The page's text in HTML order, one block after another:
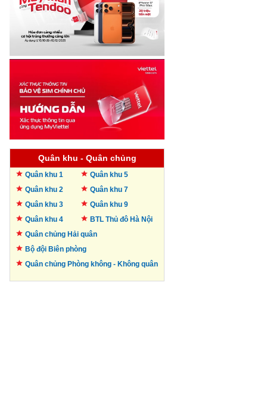
Quân khu - Quân chủng
Quân khu 1
Quân khu 2
Quân khu 3
Quân khu 4
Quân khu 5
Quân khu 7
Quân khu 9
BTL Thủ đô Hà Nội
Quân chủng Hải quân
Bộ đội Biên phòng
Quân chủng Phòng không - Không quân